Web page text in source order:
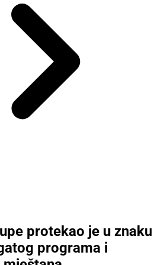
protekao je u znaku
programa i